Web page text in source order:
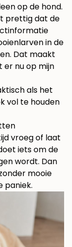
op de hond.
prettig dat de
in de
Dat maakt
er nu op mijn
als het
vol te houden
vroeg of laat
iets om de
wordt. Dan
mooie
paniek.